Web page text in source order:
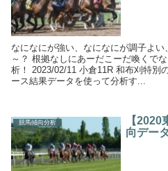
なになにが強い、なになにが調子よ
～？ 根拠なしにあーだこーだ喚くで
析！ 2023/02/11 小倉11R 和布刈特別
ース結果データを使って分析す...
競馬傾向分析
【
向デー